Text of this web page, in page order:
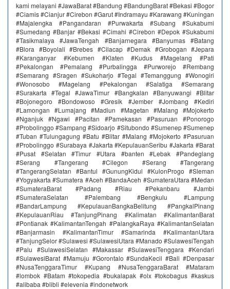
kami melayani #JawaBarat #Bandung #BandungBarat #Bekasi #Bogor
#Ciamis #Cianjur #Cirebon #Garut #Indramayu #Karawang #Kuningan
#Majalengka #Pangandaran #Purwakarta #Subang #Sukabumi
#Sumedang #Banjar #Bekasi #Cimahi #Cirebon #Depok #Sukabumi
#Tasikmalaya #JawaTengah #Banjarnegara #Banyumas #Batang
#Blora #Boyolali #Brebes #Cilacap #Demak #Grobogan #Jepara
#Karanganyar #Kebumen #Klaten #Kudus #Magelang #Pati
#Pekalongan #Pemalang #Purbalingga #Purworejo #Rembang
#Semarang #Sragen #Sukoharjo #Tegal #Temanggung #Wonogiri
#Wonosobo #Magelang #Pekalongan #Salatiga #Semarang
#Surakarta #Tegal #JawaTimur #Bangkalan #Banyuwangi #Blitar
#Bojonegoro #Bondowoso #Gresik #Jember #Jombang #Kediri
#Lamongan #Lumajang #Madiun #Magetan #Malang #Mojokerto
#Nganjuk #Ngawi #Pacitan #Pamekasan #Pasuruan #Ponorogo
#Probolinggo #Sampang #Sidoarjo #Situbondo #Sumenep #Sumenep
#Tuban #Tulungagung #Batu #Blitar #Malang #Mojokerto #Pasuruan
#Probolinggo #Surabaya #Jakarta #KepulauanSeribu #Jakarta #Barat
#Pusat #Selatan #Timur #Utara #banten #Lebak #Pandeglang
#Serang #Tangerang #Cilegon #Serang #Tangerang
#TangerangSelatan #Bantul #GunungKidul #KulonProgo #Sleman
#Yogyakarta #Sumatera #Aceh #BandaAceh #SumateraUtara #Medan
#SumateraBarat #Padang #Riau #Pekanbaru #Jambi
#SumateraSelatan #Palembang #Bengkulu #Lampung
#BandarLampung #KepulauanBangkaBelitung #PangkalPinang
#KepulauanRiau #TanjungPinang #Kalimatan #KalimantanBarat
#Pontianak #KalimantanTengah #PalangkaRaya #KalimantanSelatan
#Banjarmasin #KalimantanTimur #Samarinda #KalimantanUtara
#TanjungSelor #Sulawesi #SulawesiUtara #Manado #SulawesiTengah
#Palu #SulawesiSelatan #Makassar #SulawesiTenggara #Kendari
#SulawesiBarat #Mamuju #Gorontalo #SundaKecil #Bali #Denpasar
#NusaTenggaraTimur #Kupang #NusaTenggaraBarat #Mataram
#lombok #Batam #tokopedia #bukalapak #olx #tokobagus #kaskus
#alibaba #blibli #elevenia #indonetwork